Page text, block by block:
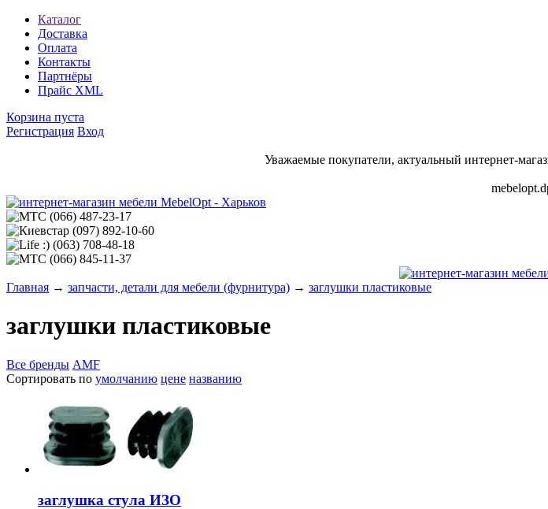
Каталог
Доставка
Оплата
Контакты
Партнёры
Прайс XML
Корзина пуста
Регистрация Вход
Уважаемые покупатели, актуальный интернет-
(066) 487-23-17
(097) 892-10-60
(063) 708-48-18
(066) 845-11-37
Главная → запчасти, детали для мебели (фурнитура) → заглушки пластиковые
заглушки пластиковые
Все бренды AMF
Сортировать по умолчанию цене названию
заглушка стула ИЗО